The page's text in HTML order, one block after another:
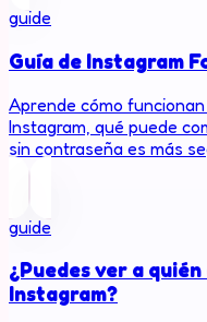
guide
Guía de Instagram
Aprende cómo
Instagram, qué puede
sin contraseña es más
guide
¿Puedes ver a
Instagram?